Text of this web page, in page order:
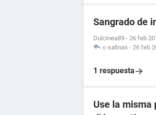
Sangrado de
Dulcinea89 - 26 feb
c-salinas - 26 feb
1 respuesta
Use la misma